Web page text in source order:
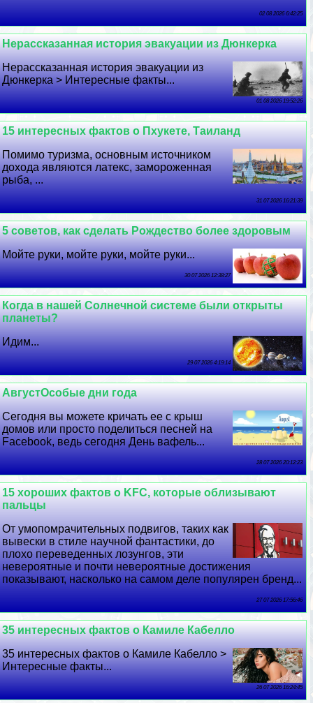
02 08 2026 6:42:25
Нерассказанная история эвакуации из Дюнкерка
Нерассказанная история эвакуации из
Дюнкерка > Интересные факты...
01 08 2026 19:52:26
15 интересных фактов о Пхукете, Таиланд
Помимо туризма, основным источником
дохода являются латекс, замороженная
рыба, ...
31 07 2026 16:21:39
5 советов, как сделать Рождество более здоровым
Мойте руки, мойте руки, мойте руки...
30 07 2026 12:38:27
Когда в нашей Солнечной системе были открыты
планеты?
Идим...
29 07 2026 4:19:14
АвгустОсобые дни года
Сегодня вы можете кричать ее с крыш
домов или просто поделиться песней на
Facebook, ведь сегодня День вафель...
28 07 2026 20:12:23
15 хороших фактов о KFC, которые облизывают
пальцы
От умопомрачительных подвигов, таких как
вывески в стиле научной фантастики, до
плохо переведенных лозунгов, эти
невероятные и почти невероятные достижения
показывают, насколько на самом деле популярен бренд...
27 07 2026 17:56:46
35 интересных фактов о Камиле Кабелло
35 интересных фактов о Камиле Кабелло >
Интересные факты...
26 07 2026 16:24:45